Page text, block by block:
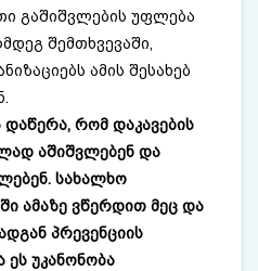
გაშიშვლების უფლება
შემთხვევაში,
ამის შესახებ
დაწერა, რომ დაკავების
აშიშვლებენ და
სახალხო
ამაზე ვწერდით მეც და
პრევენციის
ეს უკანონობა